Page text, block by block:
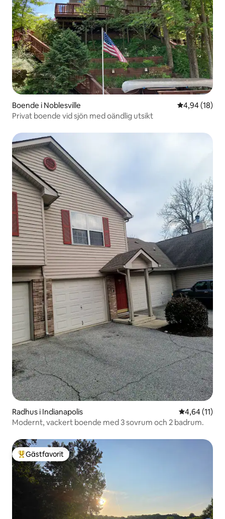
Boende i Noblesville 4,94 av 5 i
4,94 (18)
Privat boende vid sjön med oändlig utsikt
Radhus i Indianapolis 4,64 av 5 i
4,64 (11)
Modernt, vackert boende med 3 sovrum och 2 badrum.
Populär gästfavorit
Gästfavorit